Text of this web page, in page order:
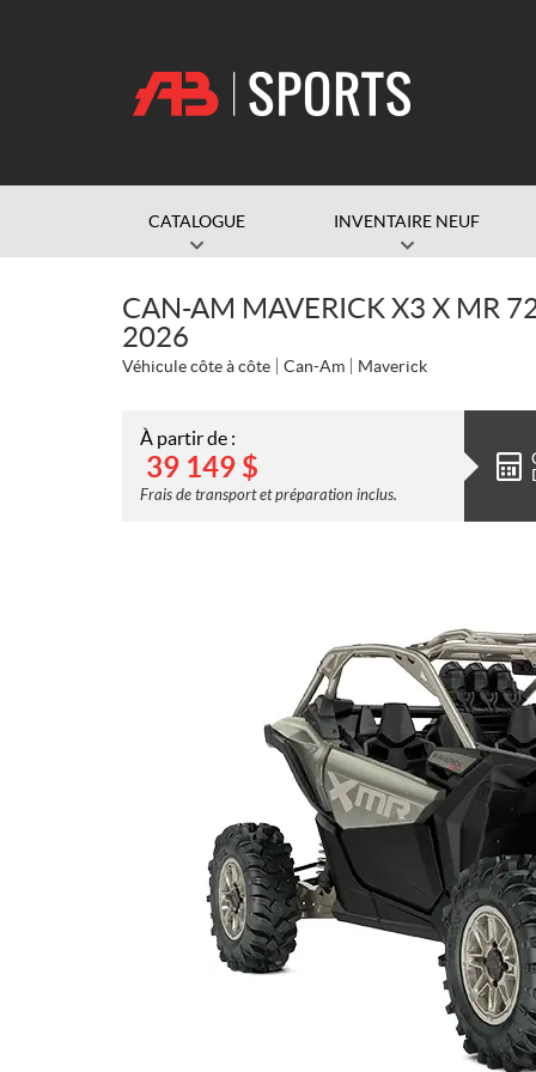
CATALOGUE INVENTAIRE NEUF
CAN-AM MAVERICK X3 X MR
2026
Véhicule côte à côte Can-Am Maverick
À partir de :
39 149 $
Frais de transport et préparation inclus.